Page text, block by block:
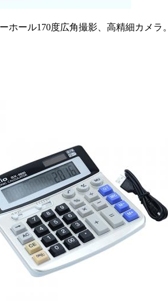
ール170度広角撮影、高精細カメラ。